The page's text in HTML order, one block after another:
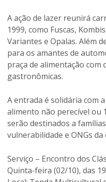
A ação de lazer reunirá
1999, como Fuscas,
Variantes e Opalas. Além
para os amantes de
praça de alimentação com
gastronômicas.
A entrada é solidária com
alimento não perecível ou
serão destinados a
vulnerabilidade e ONGs da
Serviço – Encontro dos
Quinta-feira (02/10), das